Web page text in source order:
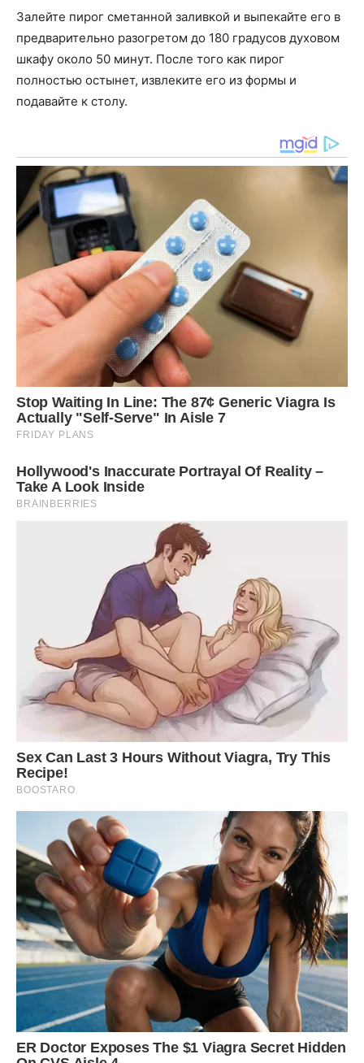
Залейте пирог сметанной заливкой и выпекайте его в
предварительно разогретом до 180 градусов духовом
шкафу около 50 минут. После того как пирог
полностью остынет, извлеките его из формы и
подавайте к столу.